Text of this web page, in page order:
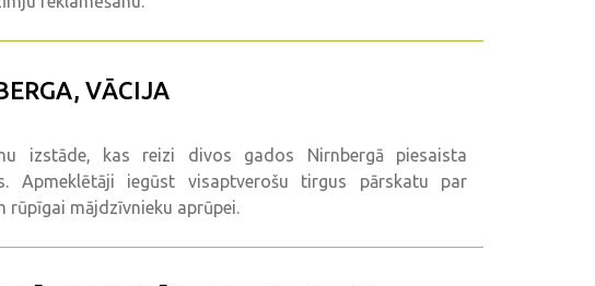
VĀCIJA
izstāde, kas reizi divos gados Nirnbergā piesaista
Apmeklētāji iegūst visaptverošu tirgus pārskatu par
rūpīgai mājdzīvnieku aprūpei.